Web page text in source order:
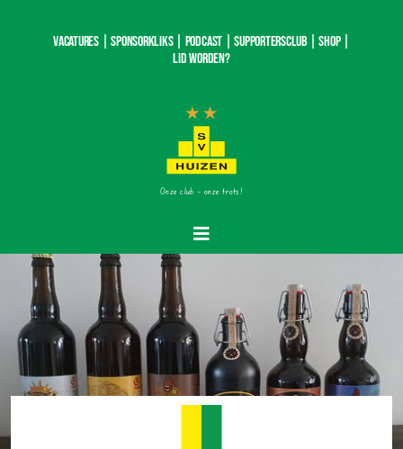
Vacatures | SponsorKliks | Podcast |Supportersclub|Shop|
Lid worden?
Onze club – onze trots!
Toggle
Home
Nieuws
Teams